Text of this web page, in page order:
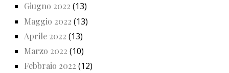
Giugno 2022 (13)
Maggio 2022 (13)
Aprile 2022 (13)
Marzo 2022 (10)
Febbraio 2022 (12)